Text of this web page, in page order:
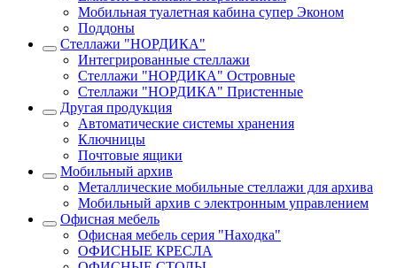
Мобильная туалетная кабина супер Эконом
Поддоны
Стеллажи "НОРДИКА"
Интегрированные стеллажи
Стеллажи "НОРДИКА" Островные
Стеллажи "НОРДИКА" Пристенные
Другая продукция
Автоматические системы хранения
Ключницы
Почтовые ящики
Мобильный архив
Металлические мобильные стеллажи для архива
Мобильный архив с электронным управлением
Офисная мебель
Офисная мебель серия "Находка"
ОФИСНЫЕ КРЕСЛА